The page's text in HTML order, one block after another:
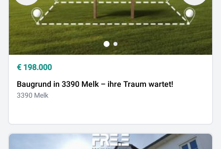
€ 198.000
Baugrund in 3390 Melk – ihre Traum wartet!
3390 Melk